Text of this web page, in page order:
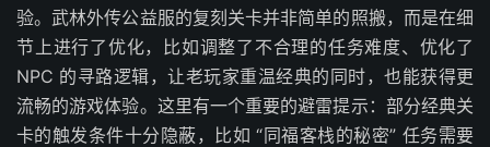
验。武林外传公益服的复刻关卡并非简单的照搬，而是在细
节上进行了优化，比如调整了不合理的任务难度、优化了
NPC 的寻路逻辑，让老玩家重温经典的同时，也能获得更
流畅的游戏体验。这里有一个重要的避雷提示：部分经典关
卡的触发条件十分隐蔽，比如 “同福客栈的秘密” 任务需要